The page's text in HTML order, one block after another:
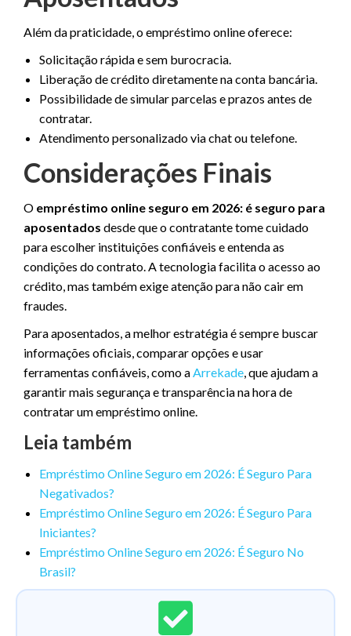
Além da praticidade, o empréstimo online oferece:
Solicitação rápida e sem burocracia.
Liberação de crédito diretamente na conta bancária.
Possibilidade de simular parcelas e prazos antes de
contratar.
Atendimento personalizado via chat ou telefone.
Considerações Finais
O empréstimo online seguro em 2026: é seguro para
aposentados desde que o contratante tome cuidado
para escolher instituições confiáveis e entenda as
condições do contrato. A tecnologia facilita o acesso ao
crédito, mas também exige atenção para não cair em
fraudes.
Para aposentados, a melhor estratégia é sempre buscar
informações oficiais, comparar opções e usar
ferramentas confiáveis, como aArrekade, que ajudam a
garantir mais segurança e transparência na hora de
contratar um empréstimo online.
Leia também
Empréstimo Online Seguro em 2026: É Seguro Para
Negativados?
Empréstimo Online Seguro em 2026: É Seguro Para
Iniciantes?
Empréstimo Online Seguro em 2026: É Seguro No
Brasil?